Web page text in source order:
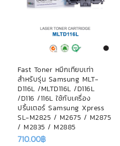
Fast Toner หมึกเทียบเท่า
สำหรับรุ่น Samsung MLT-
D116L /MLTD116L /D116L
/D116 /116L ใช้กับเครื่อง
ปริ้นเตอร์ Samsung Xpress
SL-M2825 / M2675 / M2875
/ M2835 / M2885
710.00฿